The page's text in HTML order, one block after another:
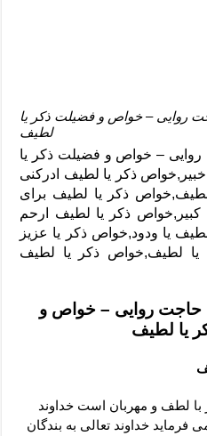
روایی – خواص و فضیلت ذکر یا
لطیف
– خواص و فضیلت ذکر یا
ذکر یا لطیف ادرکنی
ذکر یا لطیف برای
کبیر,خواص ذکر یا لطیف ارحم
یا ودود,خواص ذکر یا عزیز
یا لطیف,خواص ذکر یا لطیف
حاجت روایی – خواص و
یا لطیف
با لطف و مهربان است خداوند
در سوره الشوری آیه 19 می فرماید خداوند تعالی به بندگان